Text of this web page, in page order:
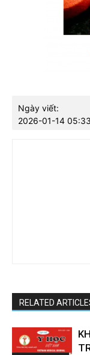
Ngày viết:
2026-01-14
RELATED